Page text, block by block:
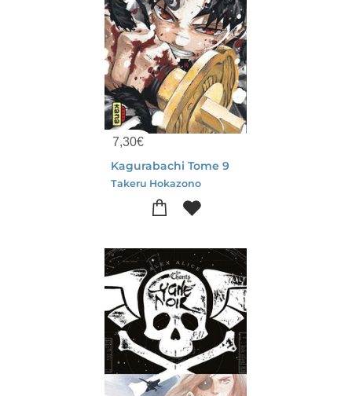
7,30€
Kagurabachi Tome 9
Takeru Hokazono